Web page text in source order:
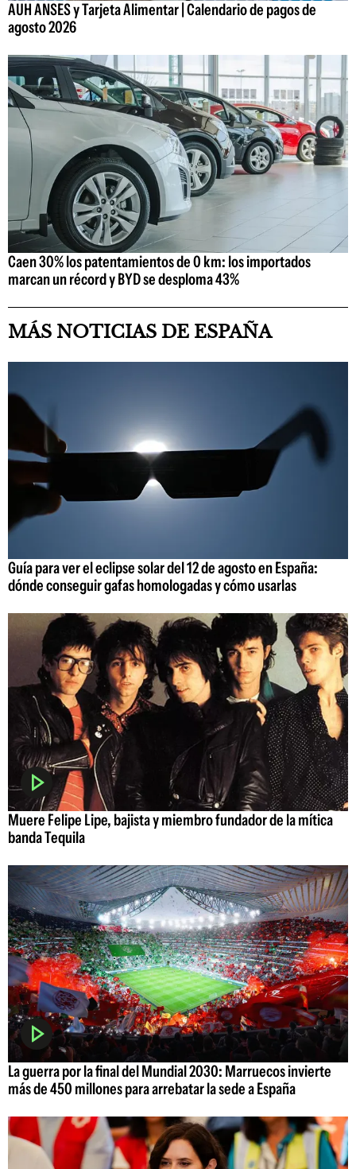
AUH ANSES y Tarjeta Alimentar | Calendario de pagos de
agosto 2026
Caen 30% los patentamientos de 0 km: los importados
marcan un récord y BYD se desploma 43%
MÁS NOTICIAS DE ESPAÑA
Guía para ver el eclipse solar del 12 de agosto en España:
dónde conseguir gafas homologadas y cómo usarlas
Muere Felipe Lipe, bajista y miembro fundador de la mítica
banda Tequila
La guerra por la final del Mundial 2030: Marruecos invierte
más de 450 millones para arrebatar la sede a España